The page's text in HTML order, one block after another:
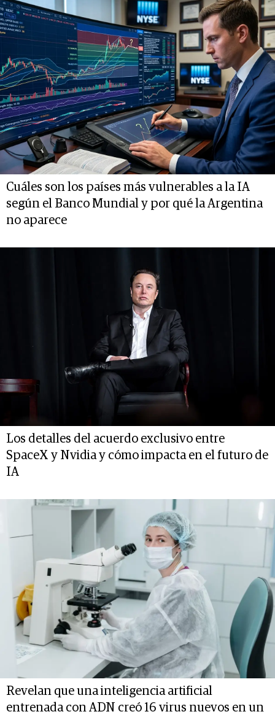
Cuáles son los países más vulnerables a la IA
según el Banco Mundial y por qué la Argentina
no aparece
Los detalles del acuerdo exclusivo entre
SpaceX y Nvidia y cómo impacta en el futuro de
IA
Revelan que una inteligencia artificial
entrenada con ADN creó 16 virus nuevos en un